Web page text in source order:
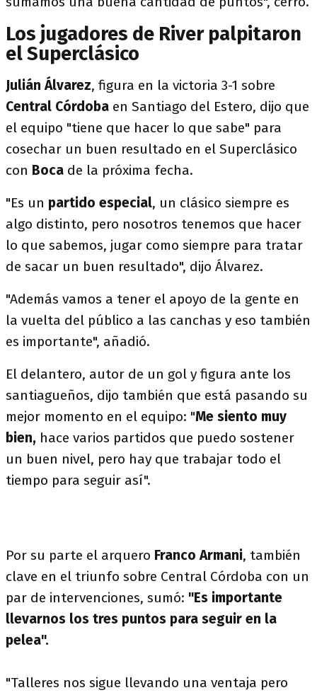
Los jugadores de River palpitaron
el Superclásico
Julián Álvarez, figura en la victoria 3-1 sobre
Central Córdoba en Santiago del Estero, dijo que
el equipo "tiene que hacer lo que sabe" para
cosechar un buen resultado en el Superclásico
con Boca de la próxima fecha.
"Es un partido especial, un clásico siempre es
algo distinto, pero nosotros tenemos que hacer
lo que sabemos, jugar como siempre para tratar
de sacar un buen resultado", dijo Álvarez.
"Además vamos a tener el apoyo de la gente en
la vuelta del público a las canchas y eso también
es importante", añadió.
El delantero, autor de un gol y figura ante los
santiagueños, dijo también que está pasando su
mejor momento en el equipo: "Me siento muy
bien, hace varios partidos que puedo sostener
un buen nivel, pero hay que trabajar todo el
tiempo para seguir así".
Por su parte el arquero Franco Armani, también
clave en el triunfo sobre Central Córdoba con un
par de intervenciones, sumó: "Es importante
llevarnos los tres puntos para seguir en la
pelea".
"Talleres nos sigue llevando una ventaja pero